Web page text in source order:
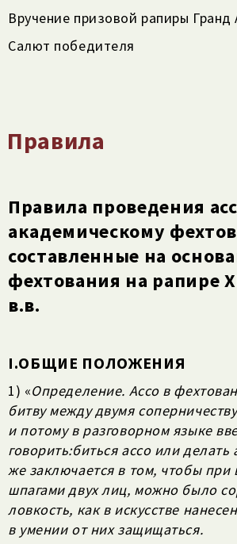
Вручение призовой рапиры Гранд
Салют победителя
Правила
Правила проведения
академическому
составленные на
фехтования на рапире
в.в.
I.ОБЩИЕ ПОЛОЖЕНИЯ
1) «Определение. Ассо в
битву между двумя
и потому в разговорном языке
говорить:биться ассо или делать
же заключается в том, чтобы при
шпагами двух лиц, можно было
ловкость, как в искусстве
в умении от них защищаться.